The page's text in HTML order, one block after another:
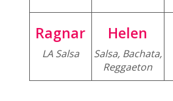
Ragnar
LA Salsa
Helen
Salsa, Bachata,
Reggaeton